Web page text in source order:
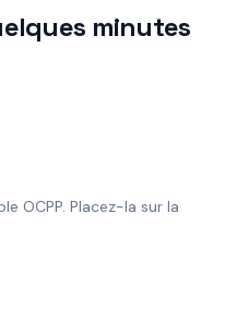
minutes
OCPP. Placez-la sur la